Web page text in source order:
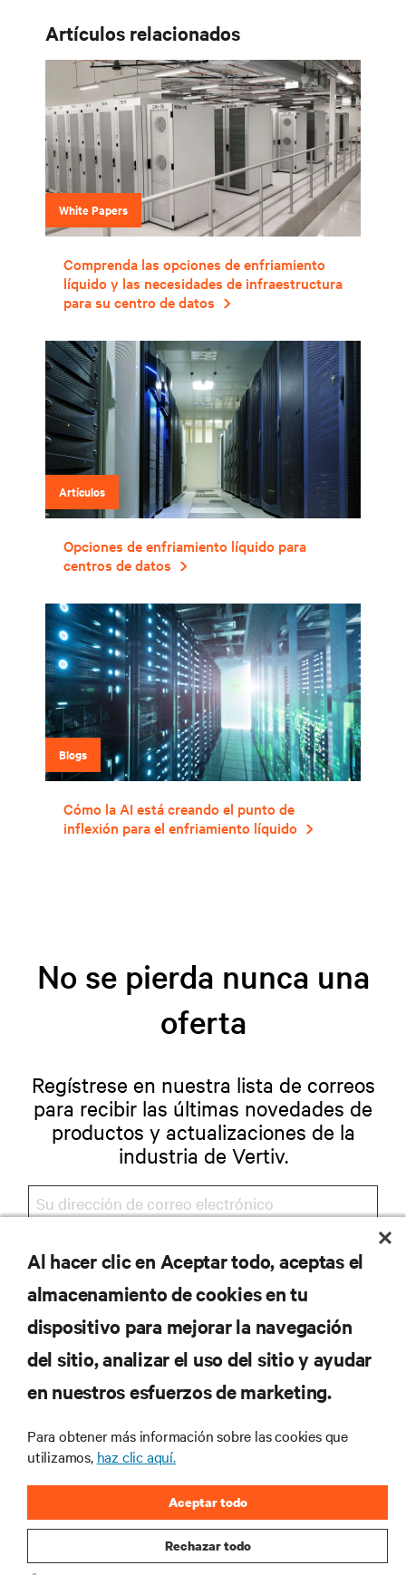
Artículos relacionados
White Papers
Comprenda las opciones de enfriamiento
líquido y las necesidades de infraestructura
para su centro de datos
Artículos
Opciones de enfriamiento líquido para
centros de datos
Blogs
Cómo la AI está creando el punto de
inflexión para el enfriamiento líquido
No se pierda nunca una
oferta
Regístrese en nuestra lista de correos
para recibir las últimas novedades de
productos y actualizaciones de la
industria de Vertiv.
REGISTRARSE
RECURSOS
CORPORATIVO
Al hacer clic en Aceptar todo, aceptas el
almacenamiento de cookies en tu
dispositivo para mejorar la navegación
del sitio, analizar el uso del sitio y ayudar
en nuestros esfuerzos de marketing.
Para obtener más información sobre las cookies que
utilizamos, haz clic aquí.
Rechazar todo
Aceptar todo